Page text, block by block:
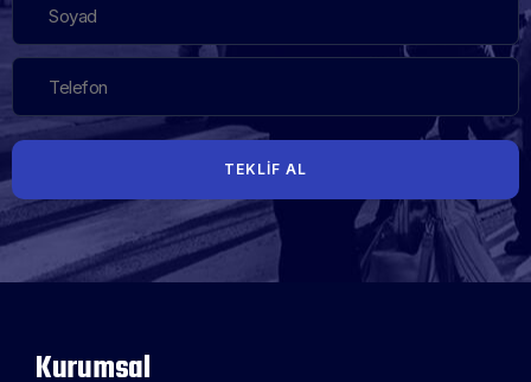
TEKLIF AL
Kurumsal